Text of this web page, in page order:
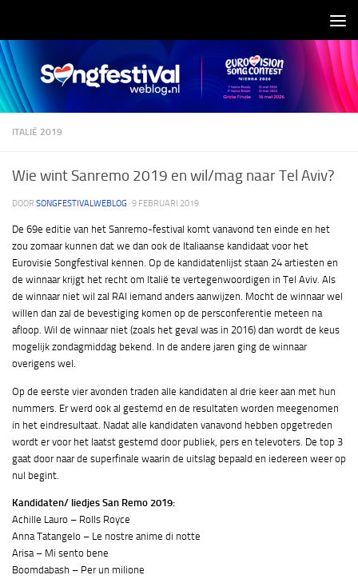
ITALIË 2019
Wie wint Sanremo 2019 en wil/mag naar Tel Aviv?
DOOR SONGFESTIVALWEBLOG ·9 FEBRUARI 2019
De 69e editie van het Sanremo-festival komt vanavond ten einde en het
zou zomaar kunnen dat we dan ook de Italiaanse kandidaat voor het
Eurovisie Songfestival kennen. Op de kandidatenlijst staan 24 artiesten en
de winnaar krijgt het recht om Italië te vertegenwoordigen in Tel Aviv. Als
de winnaar niet wil zal RAI iemand anders aanwijzen. Mocht de winnaar wel
willen dan zal de bevestiging komen op de persconferentie meteen na
afloop. Wil de winnaar niet (zoals het geval was in 2016) dan wordt de keus
mogelijk zondagmiddag bekend. In de andere jaren ging de winnaar
overigens wel.
Op de eerste vier avonden traden alle kandidaten al drie keer aan met hun
nummers. Er werd ook al gestemd en de resultaten worden meegenomen
in het eindresultaat. Nadat alle kandidaten vanavond hebben opgetreden
wordt er voor het laatst gestemd door publiek, pers en televoters. De top 3
gaat door naar de superfinale waarin de uitslag bepaald en iedereen weer op
nul begint.
Kandidaten/ liedjes San Remo 2019:
Achille Lauro – Rolls Royce
Anna Tatangelo – Le nostre anime di notte
Arisa – Mi sento bene
Boomdabash – Per un milione